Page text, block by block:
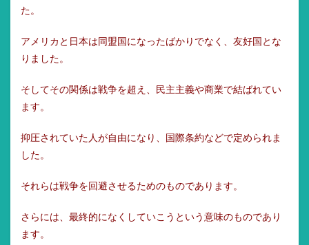
た。
アメリカと日本は同盟国になったばかりでなく、友好国とな
りました。
そしてその関係は戦争を超え、民主主義や商業で結ばれてい
ます。
抑圧されていた人が自由になり、国際条約などで定められま
した。
それらは戦争を回避させるためのものであります。
さらには、最終的になくしていこうという意味のものであり
ます。